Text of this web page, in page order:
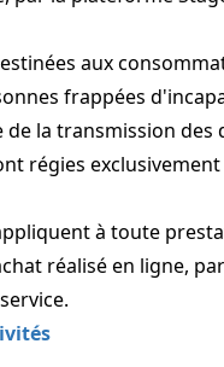
aux
frappées
la transmission
régies
à toute
réalisé en ligne,